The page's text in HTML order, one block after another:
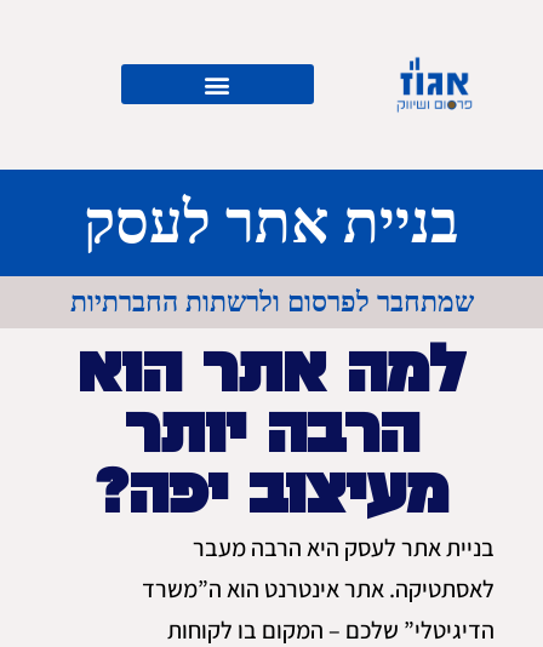
בניית אתר לעסק
שמתחבר לפרסום ולרשתות החברתיות
למה אתר הוא
הרבה יותר
מעיצוב יפה?
בניית אתר לעסק היא הרבה מעבר
לאסתטיקה. אתר אינטרנט הוא ה”משרד
הדיגיטלי” שלכם – המקום בו לקוחות